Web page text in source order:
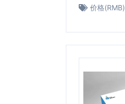
价格(RMB)